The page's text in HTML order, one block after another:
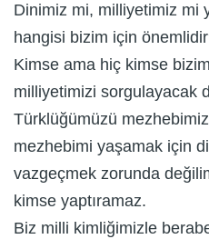
Dinimiz mi, milliyetimiz mi
hangisi bizim için
Kimse ama hiç kimse
milliyetimizi sorgulayacak
Türklüğümüzü
mezhebimi yaşamak için
vazgeçmek zorunda
kimse yaptıramaz.
Biz milli kimliğimizle